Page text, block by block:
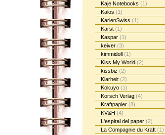
Kaje Notebooks (1)
Kalos (1)
KarlenSwiss (1)
Karst (1)
Kaspar (1)
keiver (3)
kimmidoll (1)
Kiss My World (2)
kissbiz (2)
Klarheit (2)
Kokuyo (1)
Korsch Verlag (4)
Kraftpapier (8)
KV&H (4)
L'espiral del paper (2)
La Compagnie du Kraft (1)